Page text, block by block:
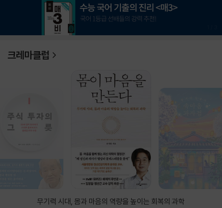
크레마클럽
무기력 시대, 몸과 마음의 역량을 높이는 회복의 과학